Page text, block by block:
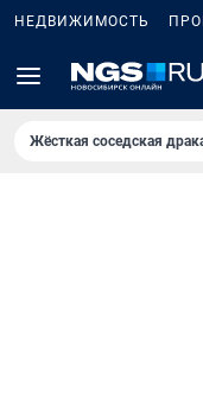
НЕДВИЖИМОСТЬ
Жёсткая соседская